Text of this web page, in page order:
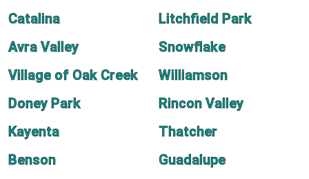
Catalina
Litchfield Park
Avra Valley
Snowflake
Village of Oak Creek
Williamson
Doney Park
Rincon Valley
Kayenta
Thatcher
Benson
Guadalupe